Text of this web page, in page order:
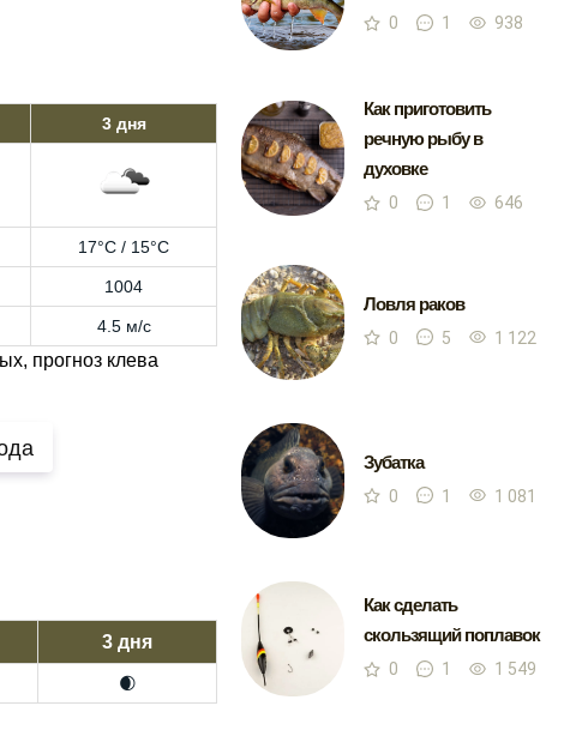
3 дня
17°C / 15°C
1004
4.5 м/с
прогноз клева
3 дня
🌒
0 1 938
Как приготовить
речную рыбу в
духовке
0 1 646
Ловля раков
0 5 1 122
Зубатка
0 1 1 081
Как сделать
скользящий поплавок
0 1 1 549